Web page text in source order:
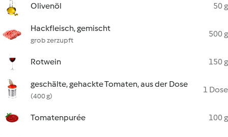
Olivenöl 50 g
Hackfleisch, gemischt
grob zerzupft
500 g
Rotwein 150 g
geschälte, gehackte Tomaten, aus der Dose
(400 g)
1 Dose
Tomatenpurée 100 g